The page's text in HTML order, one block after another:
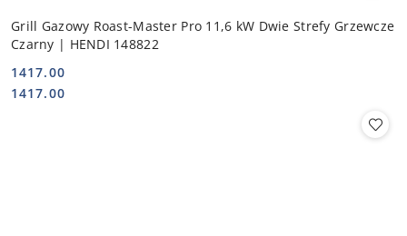
Grill Gazowy Roast-Master Pro 11,6 kW Dwie Strefy Grzewcze
Czarny | HENDI 148822
Cena:
1417.00
Cena:
1417.00